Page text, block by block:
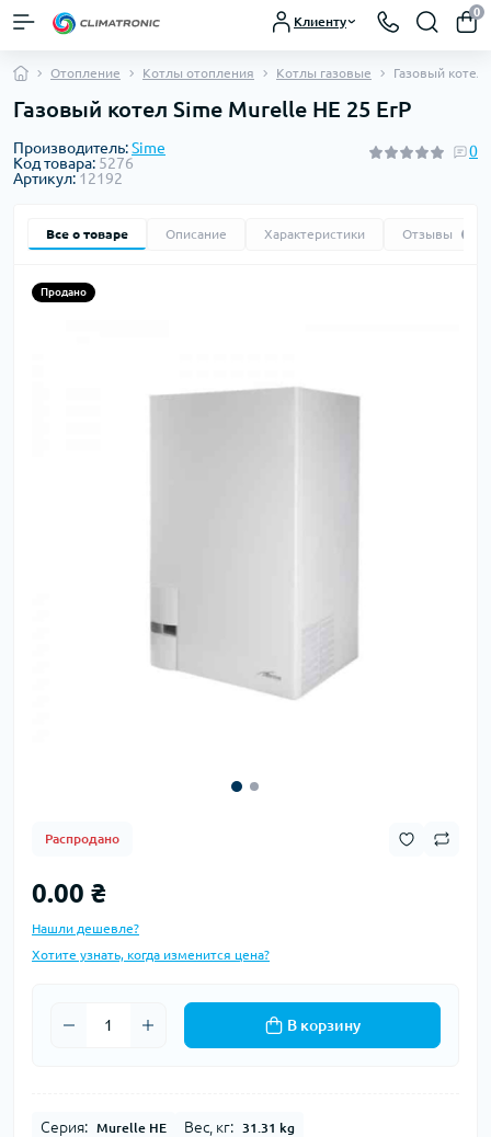
Клиенту
0
Отопление Котлы отопления Котлы газовые Газовый котел
Газовый котел Sime Murelle HE 25 ErP
Производитель:Sime
Код товара: 5276
Артикул: 12192
0
Все о товаре Описание Характеристики Отзывы
Продано
Распродано
0.00 ₴
Нашли дешевле?
Хотите узнать, когда изменится цена?
В корзину
Серия: Murelle HE Вес, кг: 31.31 kg